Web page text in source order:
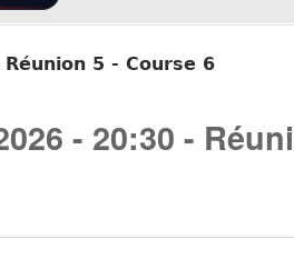
5 - Course 6
- 20:30 -